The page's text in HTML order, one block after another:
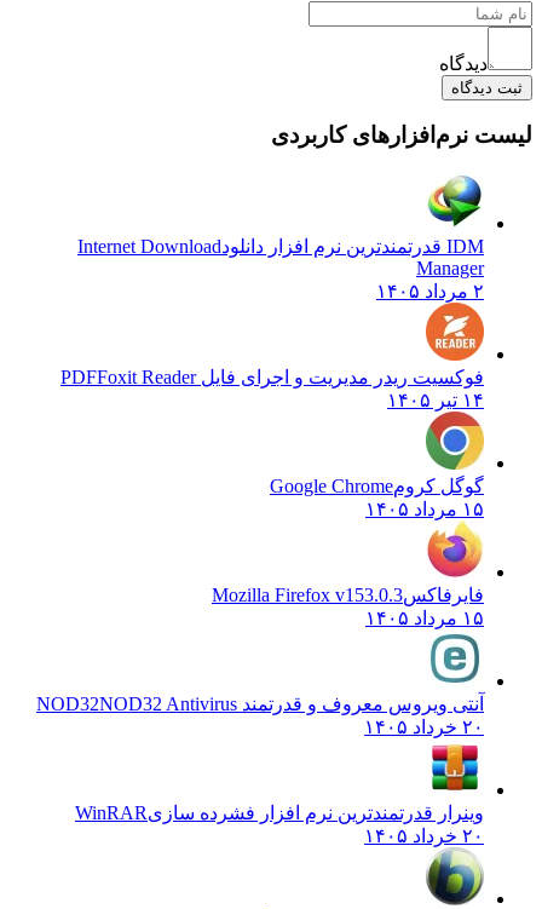
دیدگاه
ثبت دیدگاه
لیست نرم‌افزارهای کاربردی
IDM قدرتمندترین نرم افزار دانلود
Internet Download
Manager
۲ مرداد ۱۴۰۵
فوکسیت ریدر مدیریت و اجرای فایل PDFFoxit Reader
۱۴ تیر ۱۴۰۵
گوگل کرومGoogle Chrome
۱۵ مرداد ۱۴۰۵
فایرفاکسMozilla Firefox v153.0.3
۱۵ مرداد ۱۴۰۵
آنتی ویروس معروف و قدرتمند NOD32 NOD32 Antivirus
۲۰ خرداد ۱۴۰۵
وینرار قدرتمندترین نرم افزار فشرده سازیWinRAR
۲۰ خرداد ۱۴۰۵